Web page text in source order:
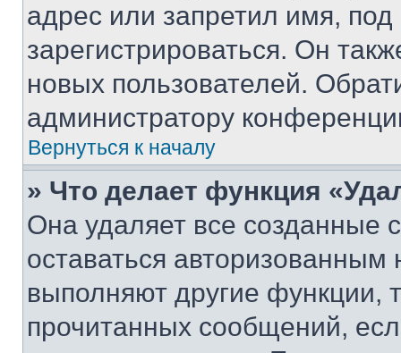
адрес или запретил имя,
зарегистрироваться. Он
новых пользователей.
администратору
Вернуться к началу
» Что делает функция
Она удаляет все созданные
оставаться
выполняют другие функции,
прочитанных сообщений,